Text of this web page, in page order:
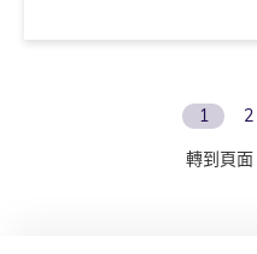
1 2
轉到頁面